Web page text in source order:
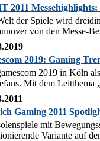
2011
der Spiele wird
von den Messe-
2019: Gaming
2019 in Köln
Mit dem Leitthema
Gaming 2011
mit
Variante auf